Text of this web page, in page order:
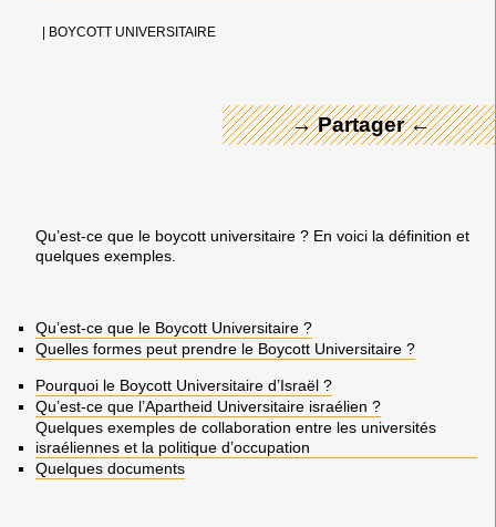
BOYCOTT UNIVERSITAIRE
→ Partager ←
Qu’est-ce que le boycott universitaire ? En voici la définition et
quelques exemples.
Qu’est-ce que le Boycott Universitaire ?
Quelles formes peut prendre le Boycott Universitaire ?
Pourquoi le Boycott Universitaire d’Israël ?
Qu’est-ce que l’Apartheid Universitaire israélien ?
Quelques exemples de collaboration entre les universités
israéliennes et la politique d’occupation
Quelques documents